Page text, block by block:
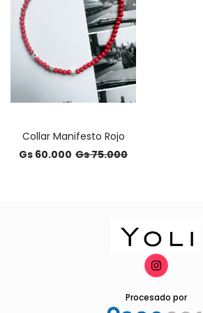
Collar Manifesto Rojo
Gs 60.000 Gs 75.000
Procesado por